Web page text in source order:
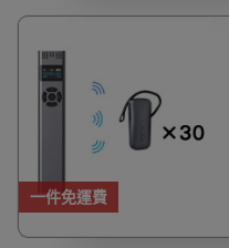
一件免運費